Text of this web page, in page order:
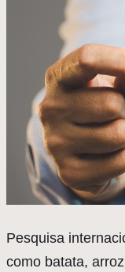
Pesquisa
como batata,